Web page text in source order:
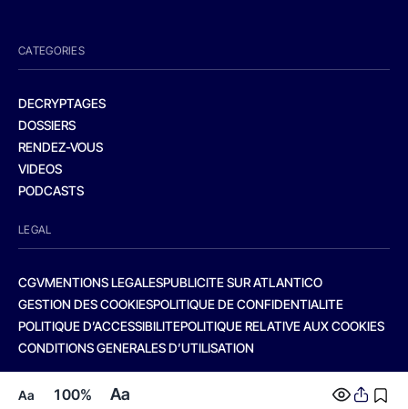
Aa 100% Aa
CATEGORIES
DECRYPTAGES
DOSSIERS
RENDEZ-VOUS
VIDEOS
PODCASTS
LEGAL
CGVMENTIONS LEGALESPUBLICITE SUR ATLANTICO
GESTION DES COOKIESPOLITIQUE DE CONFIDENTIALITE
POLITIQUE D’ACCESSIBILITEPOLITIQUE RELATIVE AUX COOKIES
CONDITIONS GENERALES D’UTILISATION